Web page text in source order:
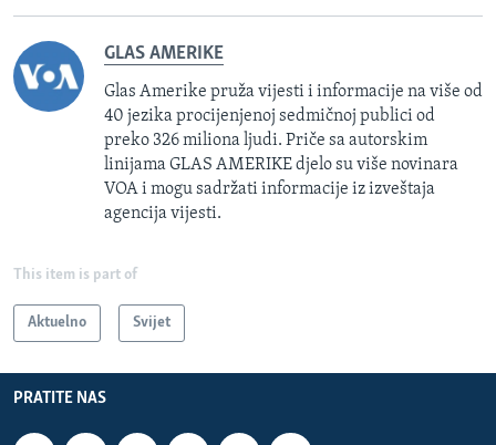
GLAS AMERIKE
Glas Amerike pruža vijesti i informacije na više od
40 jezika procijenjenoj sedmičnoj publici od
preko 326 miliona ljudi. Priče sa autorskim
linijama GLAS AMERIKE djelo su više novinara
VOA i mogu sadržati informacije iz izveštaja
agencija vijesti.
This item is part of
Aktuelno Svijet
PRATITE NAS